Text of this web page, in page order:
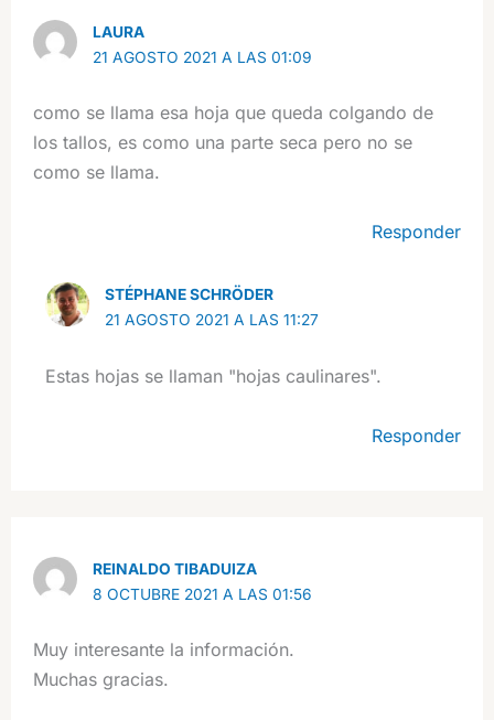
LAURA
21 AGOSTO 2021 A LAS 01:09
como se llama esa hoja que queda colgando de
los tallos, es como una parte seca pero no se
como se llama.
Responder
STÉPHANE SCHRÖDER
21 AGOSTO 2021 A LAS 11:27
Estas hojas se llaman "hojas caulinares".
Responder
REINALDO TIBADUIZA
8 OCTUBRE 2021 A LAS 01:56
Muy interesante la información.
Muchas gracias.